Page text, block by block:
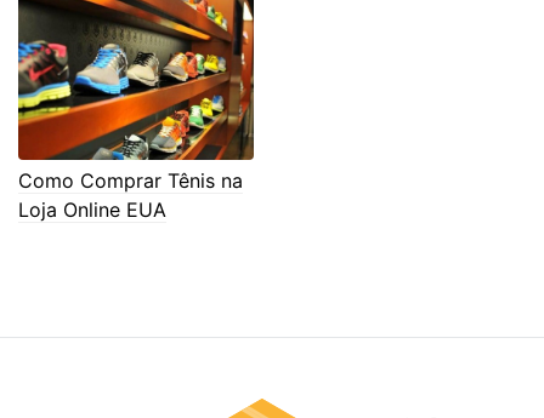
Como Comprar Tênis na
Loja Online EUA